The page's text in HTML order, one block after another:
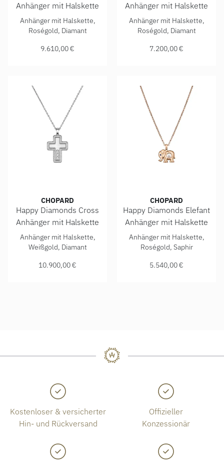
Anhänger mit Halskette
Chopard Happy Diamonds Anhänger mit Halskette, Ref:
Anhänger mit Halskette,
Roségold, Diamant
9.610,00 €
Anhänger mit Halskette
Chopard Happy Diamonds
Anhänger mit Halskette,
Roségold, Diamant
7.200,00 €
CHOPARD
Happy Diamonds Cross
Anhänger mit Halskette
Chopard Happy Diamonds Cross Anhänger mit Halskette,
Anhänger mit Halskette,
Weißgold, Diamant
10.900,00 €
CHOPARD
Happy Diamonds Elefant
Anhänger mit Halskette
Chopard Happy Diamonds
Anhänger mit Halskette,
Roségold, Saphir
5.540,00 €
Kostenloser & versicherter
Hin- und Rückversand
Offizieller
Konzessionär